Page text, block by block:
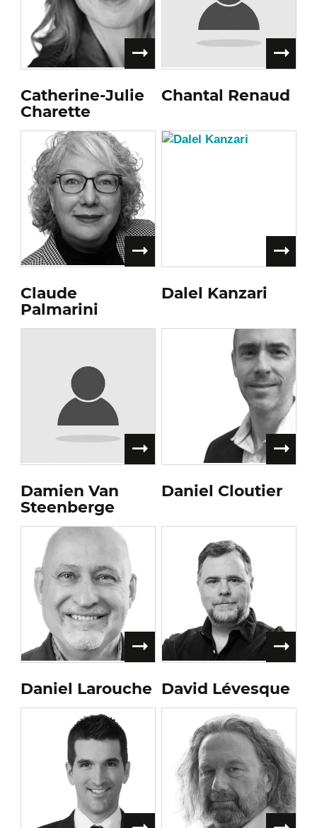
Catherine-Julie
Charette
Chantal Renaud
Claude
Palmarini
Dalel Kanzari
Damien Van
Steenberge
Daniel Cloutier
Daniel Larouche David Lévesque